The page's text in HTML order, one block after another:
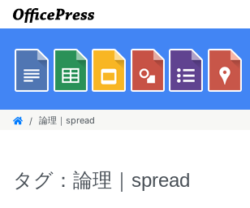
論理｜spread
タグ：論理｜spread